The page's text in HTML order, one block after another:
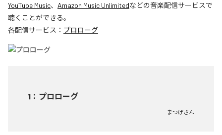
YouTube Music、 Amazon Music Unlimitedなどの音楽配信サービスで
聴くことができる。
各配信サービス： プロローグ
1 ： プロローグ
まつげさん